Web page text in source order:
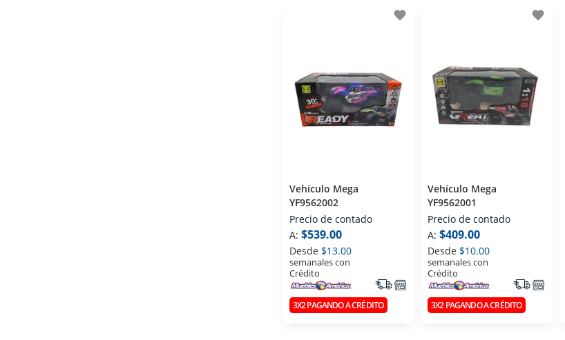
favorite
Vehículo Mega
YF9562002
Precio de contado
A: $539.00
Desde $13.00
semanales con
Crédito
3X2 PAGANDO A CRÉDITO
favorite
Vehículo Mega
YF9562001
Precio de contado
A: $409.00
Desde $10.00
semanales con
Crédito
3X2 PAGANDO A CRÉDITO